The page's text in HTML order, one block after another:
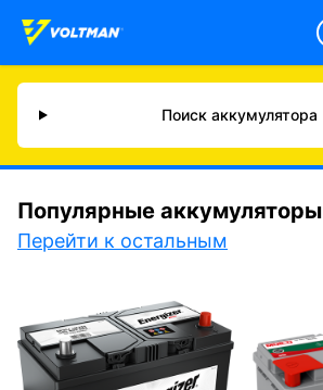
Поиск аккумулятора
Популярные аккумуляторы
Перейти к остальным